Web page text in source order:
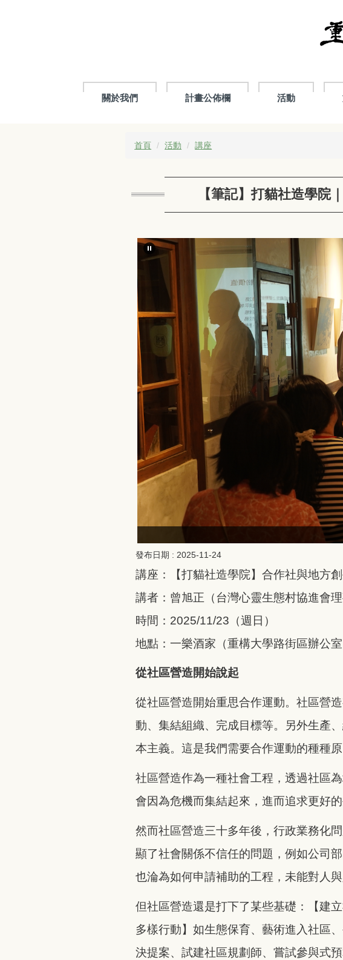
關於我們 計畫公佈欄 活動
首頁 活動 講座
【筆記】打貓社造學院
發布日期 : 2025-11-24
講座：【打貓社造學院】合作社與地方
講者：曾旭正（台灣心靈生態村協進會理
時間：2025/11/23（週日）
地點：一樂酒家（重構大學路街區辦公室
從社區營造開始說起
從社區營造開始重思合作運動。社區營
動、集結組織、完成目標等。另外生產
本主義。這是我們需要合作運動的種種原
社區營造作為一種社會工程，透過社區
會因為危機而集結起來，進而追求更好
然而社區營造三十多年後，行政業務化
顯了社會關係不信任的問題，例如公司
也淪為如何申請補助的工程，未能對人
但社區營造還是打下了某些基礎：【建
多樣行動】如生態保育、藝術進入社區
決提案、試建社區規劃師、嘗試參與式